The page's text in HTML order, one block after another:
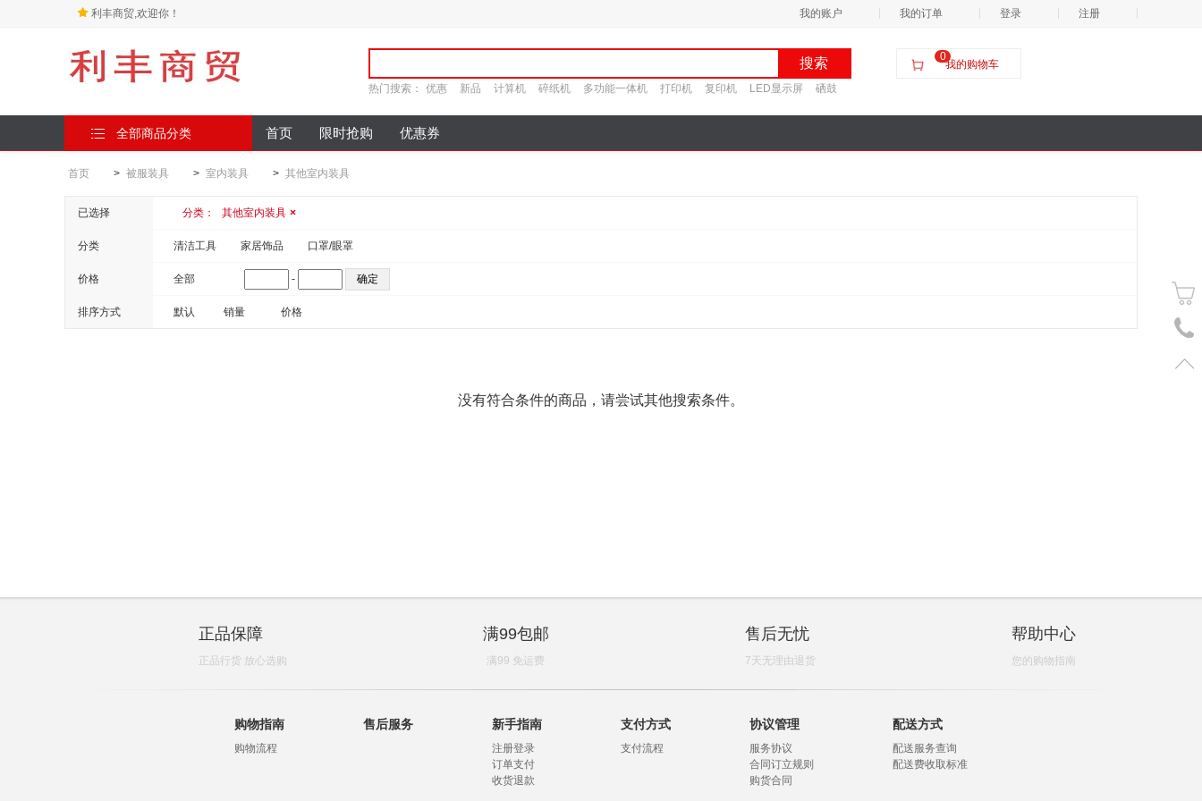
利丰商贸,欢迎你！ 我的账户 我的订单 登录 注册
热门搜索： 优惠 新品 计算机 碎纸机 多功能一体机 打印机 复印机 LED显示屏 硒鼓
我的购物车
0
全部商品分类 首页 限时抢购 优惠券
首页 > 被服装具 > 室内装具 > 其他室内装具
已选择 分类： 其他室内装具 ×
分类 清洁工具 家居饰品 口罩/眼罩
价格 全部 -
排序方式 默认 销量 价格
没有符合条件的商品，请尝试其他搜索条件。
正品保障
正品行货 放心选购
满99包邮
满99 免运费
售后无忧
7天无理由退货
帮助中心
您的购物指南
购物指南
购物流程
售后服务 新手指南
注册登录
订单支付
收货退款
支付方式
支付流程
协议管理
服务协议
合同订立规则
购货合同
配送方式
配送服务查询
配送费收取标准